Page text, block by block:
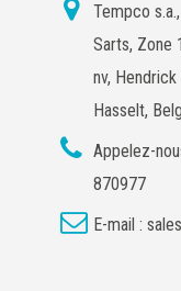
Tempco
Sarts, Zone
nv,
Hasselt,
Appelez-
870977
E-mail :